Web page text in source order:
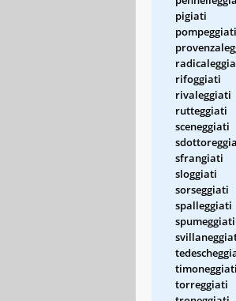
pigiati
pompeggiati
rifoggiati
rivaleggiati
rutteggiati
sceneggiati
sfrangiati
sloggiati
sorseggiati
spalleggiati
spumeggiati
timoneggiati
torreggiati